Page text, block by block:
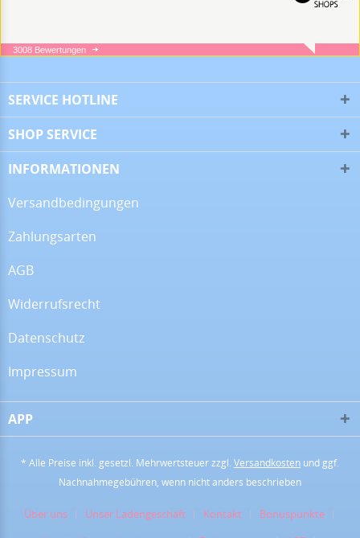
05.08.26▼
16.07.26
16.06.26
3008 Bewertungen
SERVICE HOTLINE
SHOP SERVICE
INFORMATIONEN
Versandbedingungen
Zahlungsarten
AGB
Widerrufsrecht
Datenschutz
Impressum
APP
* Alle Preise inkl. gesetzl. Mehrwertsteuer zzgl. Versandkosten und ggf.
Nachnahmegebühren, wenn nicht anders beschrieben
Über uns Unser Ladengeschäft Kontakt
Bonuspunkte